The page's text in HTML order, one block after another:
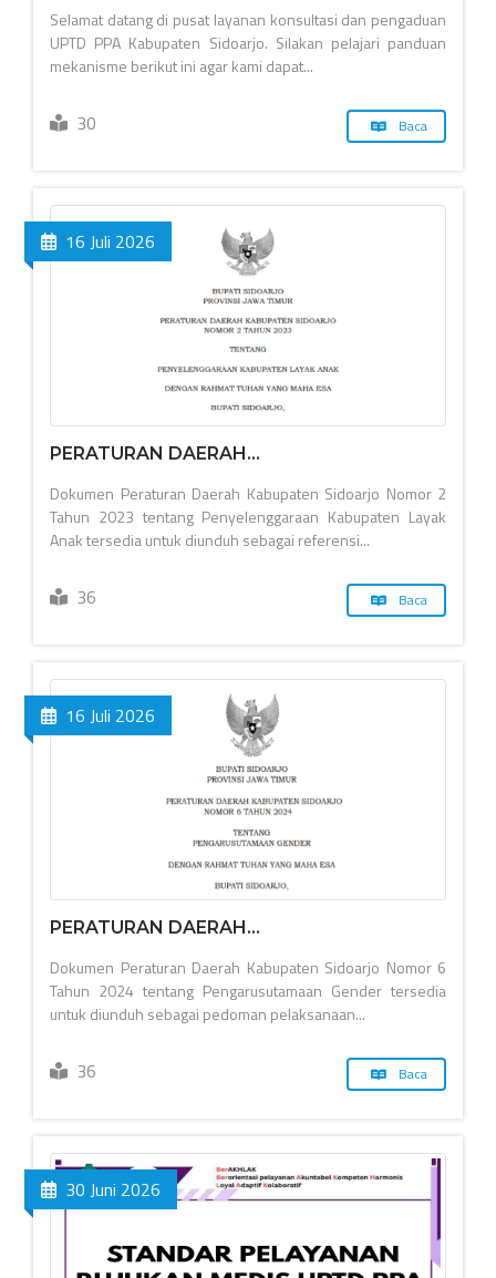
Selamat datang di pusat layanan konsultasi dan pengaduan
UPTD PPA Kabupaten Sidoarjo. Silakan pelajari panduan
mekanisme berikut ini agar kami dapat...
30 Baca
16 Juli 2026
PERATURAN DAERAH...
Dokumen Peraturan Daerah Kabupaten Sidoarjo Nomor 2
Tahun 2023 tentang Penyelenggaraan Kabupaten Layak
Anak tersedia untuk diunduh sebagai referensi...
36 Baca
16 Juli 2026
PERATURAN DAERAH...
Dokumen Peraturan Daerah Kabupaten Sidoarjo Nomor 6
Tahun 2024 tentang Pengarusutamaan Gender tersedia
untuk diunduh sebagai pedoman pelaksanaan...
36 Baca
30 Juni 2026